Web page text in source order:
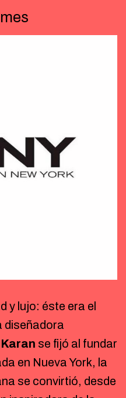
y lujo: éste era el
diseñadora
se fijó al fundar
en Nueva York, la
se convirtió, desde